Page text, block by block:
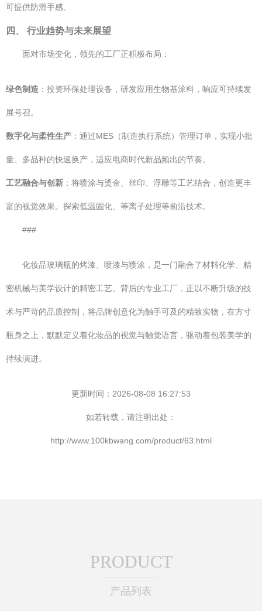
可提供防滑手感。
四、 行业趋势与未来展望
面对市场变化，领先的工厂正积极布局：
绿色制造 ：投资环保处理设备，研发应用生物基涂料，响应可持续发
展号召。
数字化与柔性生产 ：通过MES（制造执行系统）管理订单，实现小批
量、多品种的快速换产，适应电商时代新品频出的节奏。
工艺融合与创新 ：将喷涂与烫金、丝印、浮雕等工艺结合，创造更丰
富的视觉效果。探索低温固化、等离子处理等前沿技术。
###
化妆品玻璃瓶的烤漆、喷漆与喷涂，是一门融合了材料化学、精
密机械与美学设计的精密工艺。背后的专业工厂，正以不断升级的技
术与严苛的品质控制，将品牌创意化为触手可及的精致实物，在方寸
瓶身之上，默默定义着化妆品的视觉与触觉语言，驱动着包装美学的
持续演进。
更新时间：2026-08-08 16:27:53
如若转载，请注明出处：
http://www.100kbwang.com/product/63.html
PRODUCT
产品列表